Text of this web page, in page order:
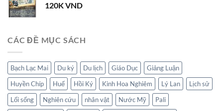
120KVND
CÁC ĐỀ MỤC SÁCH
Bạch Lạc Mai Du ký Du lịch Giáo Dục
Giảng Luận
Huyền Chíp
Huế Hồi Ký Kinh Hoa Nghiêm Lý Lan
Lịch sử
Lối sống
Nghiên cứu nhân vật Nước Mỹ
Pali